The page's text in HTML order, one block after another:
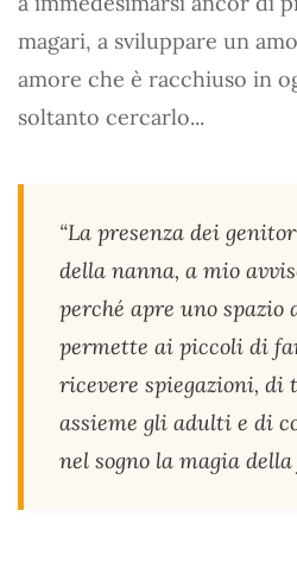
magari, a sviluppare un
amore che è racchiuso in
soltanto cercarlo...
“La presenza dei
della nanna, a mio
perché apre uno spazio
permette ai piccoli di
ricevere spiegazioni, di
assieme gli adulti e di
nel sogno la magia